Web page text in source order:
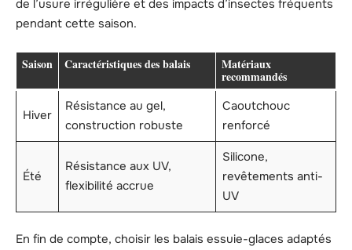
de l’usure irrégulière et des impacts d’insectes fréquents
pendant cette saison.
Saison Caractéristiques des balais Matériaux
recommandés
Hiver
Résistance au gel,
construction robuste
Caoutchouc
renforcé
Été
Résistance aux UV,
flexibilité accrue
Silicone,
revêtements anti-
UV
En fin de compte, choisir les balais essuie-glaces adaptés